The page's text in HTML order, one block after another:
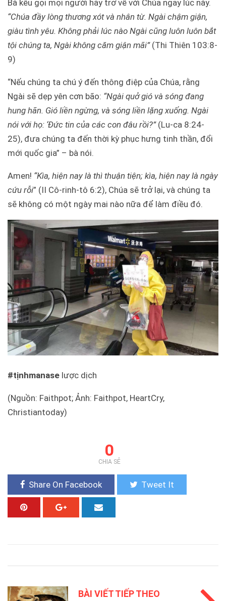
Bà kêu gọi mọi người hãy trở về với Chúa ngay lúc này.
“Chúa đầy lòng thương xót và nhân từ. Ngài chậm giận,
giàu tình yêu. Không phải lúc nào Ngài cũng luôn luôn bắt
tội chúng ta, Ngài không căm giận mãi”(Thi Thiên 103:8-
9)
“Nếu chúng ta chú ý đến thông điệp của Chúa, rằng
Ngài sẽ dẹp yên cơn bão: “Ngài quở gió và sóng đang
hung hãn. Gió liền ngừng, và sóng liền lặng xuống. Ngài
nói với họ: ‘Ðức tin của các con đâu rồi?” (Lu-ca 8:24-
25), đưa chúng ta đến thời kỳ phục hưng tinh thần, đổi
mới quốc gia” – bà nói.
Amen! “Kìa, hiện nay là thì thuận tiện; kìa, hiện nay là ngày
cứu rỗi” (II Cô-rinh-tô 6:2), Chúa sẽ trở lại, và chúng ta
sẽ không có một ngày mai nào nữa để làm điều đó.
#tịnhmanase lược dịch
(Nguồn: Faithpot; Ảnh: Faithpot, HeartCry,
Christiantoday)
0
CHIA SẺ
Share On Facebook Tweet It
BÀI VIẾT TIẾP THEO